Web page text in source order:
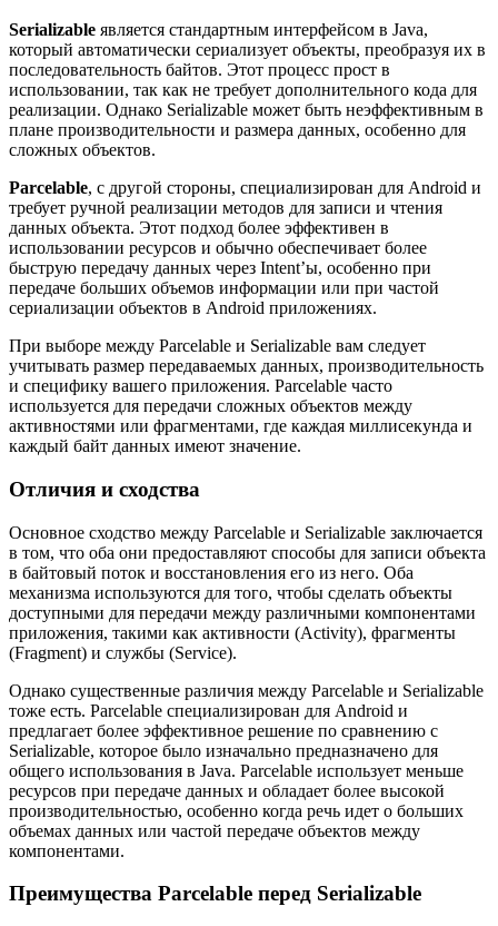
Serializable является стандартным интерфейсом в Java,
который автоматически сериализует объекты, преобразуя их в
последовательность байтов. Этот процесс прост в
использовании, так как не требует дополнительного кода для
реализации. Однако Serializable может быть неэффективным в
плане производительности и размера данных, особенно для
сложных объектов.
Parcelable, с другой стороны, специализирован для Android и
требует ручной реализации методов для записи и чтения
данных объекта. Этот подход более эффективен в
использовании ресурсов и обычно обеспечивает более
быструю передачу данных через Intent’ы, особенно при
передаче больших объемов информации или при частой
сериализации объектов в Android приложениях.
При выборе между Parcelable и Serializable вам следует
учитывать размер передаваемых данных, производительность
и специфику вашего приложения. Parcelable часто
используется для передачи сложных объектов между
активностями или фрагментами, где каждая миллисекунда и
каждый байт данных имеют значение.
Отличия и сходства
Основное сходство между Parcelable и Serializable заключается
в том, что оба они предоставляют способы для записи объекта
в байтовый поток и восстановления его из него. Оба
механизма используются для того, чтобы сделать объекты
доступными для передачи между различными компонентами
приложения, такими как активности (Activity), фрагменты
(Fragment) и службы (Service).
Однако существенные различия между Parcelable и Serializable
тоже есть. Parcelable специализирован для Android и
предлагает более эффективное решение по сравнению с
Serializable, которое было изначально предназначено для
общего использования в Java. Parcelable использует меньше
ресурсов при передаче данных и обладает более высокой
производительностью, особенно когда речь идет о больших
объемах данных или частой передаче объектов между
компонентами.
Преимущества Parcelable перед Serializable